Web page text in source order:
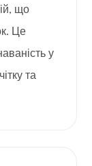
що
Це
у
та